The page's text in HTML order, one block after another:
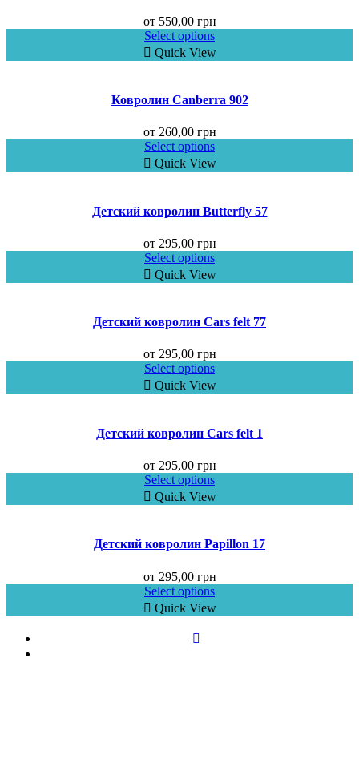
от 550,00 грн
Select options
Quick View
Ковролин Canberra 902
от 260,00 грн
Select options
Quick View
Детский ковролин Butterfly 57
от 295,00 грн
Select options
Quick View
Детский ковролин Cars felt 77
от 295,00 грн
Select options
Quick View
Детский ковролин Cars felt 1
от 295,00 грн
Select options
Quick View
Детский ковролин Papillon 17
от 295,00 грн
Select options
Quick View